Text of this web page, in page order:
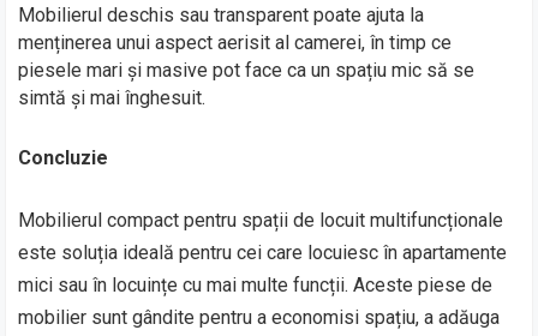
Mobilierul deschis sau transparent poate ajuta la
menținerea unui aspect aerisit al camerei, în timp ce
piesele mari și masive pot face ca un spațiu mic să se
simtă și mai înghesuit.
Concluzie
Mobilierul compact pentru spații de locuit multifuncționale
este soluția ideală pentru cei care locuiesc în apartamente
mici sau în locuințe cu mai multe funcții. Aceste piese de
mobilier sunt gândite pentru a economisi spațiu, a adăuga